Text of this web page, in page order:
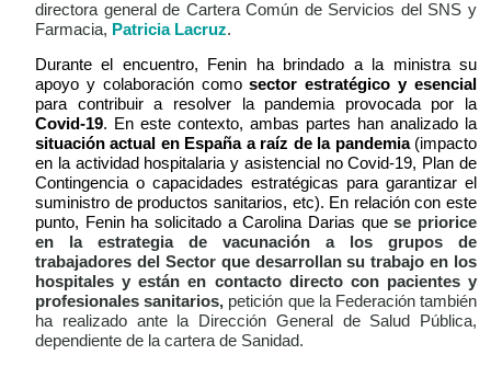
directora general de Cartera Común de Servicios del SNS y
Farmacia, Patricia Lacruz.
Durante el encuentro, Fenin ha brindado a la ministra su
apoyo y colaboración comosector estratégico y esencial
para contribuir a resolver la pandemia provocada por la
Covid-19. En este contexto, ambas partes han analizado la
situación actual en España a raíz de la pandemia (impacto
en la actividad hospitalaria y asistencial no Covid-19, Plan de
Contingencia o capacidades estratégicas para garantizar el
suministro de productos sanitarios, etc). En relación con este
punto, Fenin ha solicitado a Carolina Darias quese priorice
en la estrategia de vacunación a los grupos de
trabajadores del Sector que desarrollan su trabajo en los
hospitales y están en contacto directo con pacientes y
profesionales sanitarios, petición que la Federación también
ha realizado ante la Dirección General de Salud Pública,
dependiente de la cartera de Sanidad.